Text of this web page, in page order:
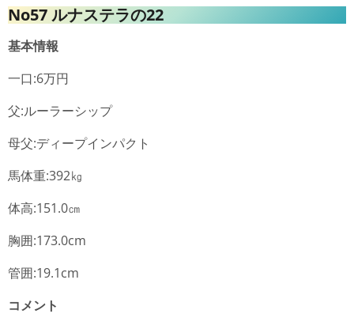
No57 ルナステラの22
基本情報
一口:6万円
父:ルーラーシップ
母父:ディープインパクト
馬体重:392㎏
体高:151.0㎝
胸囲:173.0cm
管囲:19.1cm
コメント